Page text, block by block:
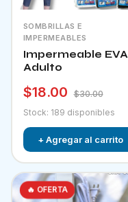
SOMBRILLAS E
IMPERMEABLES
Impermeable EVA
Adulto
$18.00
$30.00
Stock: 189 disponibles
+ Agregar al carrito
🔥 OFERTA